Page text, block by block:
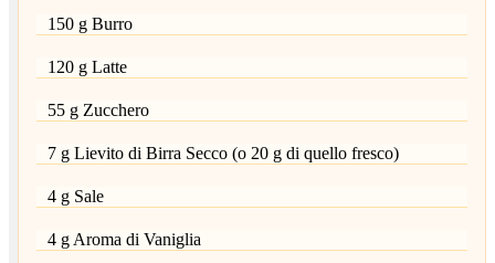
150 g Burro
120 g Latte
55 g Zucchero
7 g Lievito di Birra Secco (o 20 g di quello fresco)
4 g Sale
4 g Aroma di Vaniglia